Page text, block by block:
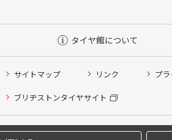
タイヤ館について
サイトマップ リンク プ
ブリヂストンタイヤサイト
点検/タイヤ履き替え/オイル交換/その他ピット
専用タイヤ履き替え※タイヤ履き替えを希望の
え順番待ち予約 ※クローク契約会員の方はご